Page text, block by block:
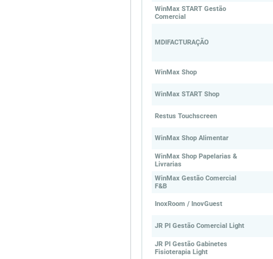
WinMax START Gestão
Comercial
MDIFACTURAÇÃO
WinMax Shop
WinMax START Shop
Restus Touchscreen
WinMax Shop Alimentar
WinMax Shop Papelarias &
Livrarias
WinMax Gestão Comercial
F&B
InoxRoom / InovGuest
JR PI Gestão Comercial Light
JR PI Gestão Gabinetes
Fisioterapia Light